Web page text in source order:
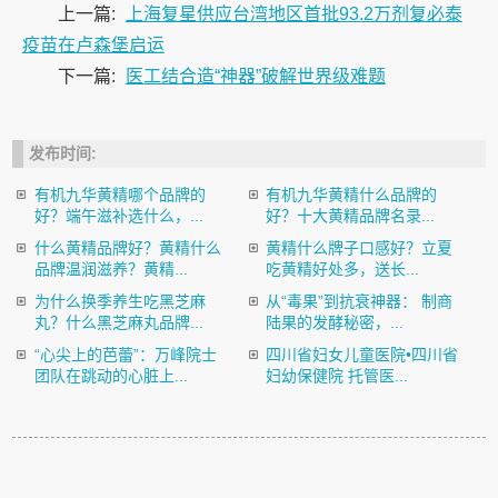
上一篇:
上海复星供应台湾地区首批93.2万剂复必泰
疫苗在卢森堡启运
下一篇:
医工结合造“神器”破解世界级难题
发布时间:
有机九华黄精哪个品牌的
好？端午滋补选什么，...
有机九华黄精什么品牌的
好？十大黄精品牌名录...
什么黄精品牌好？黄精什么
品牌温润滋养？黄精...
黄精什么牌子口感好？立夏
吃黄精好处多，送长...
为什么换季养生吃黑芝麻
丸？什么黑芝麻丸品牌...
从“毒果”到抗衰神器： 制商
陆果的发酵秘密，...
“心尖上的芭蕾”：万峰院士
团队在跳动的心脏上...
四川省妇女儿童医院•四川省
妇幼保健院 托管医...